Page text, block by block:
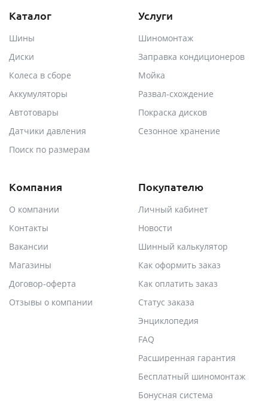
Каталог
Шины
Диски
Колеса в сборе
Аккумуляторы
Автотовары
Датчики давления
Поиск по размерам
Услуги
Шиномонтаж
Заправка кондиционеров
Мойка
Развал-схождение
Покраска дисков
Сезонное хранение
Компания
О компании
Контакты
Вакансии
Магазины
Договор-оферта
Отзывы о компании
Покупателю
Личный кабинет
Новости
Шинный калькулятор
Как оформить заказ
Как оплатить заказ
Статус заказа
Энциклопедия
FAQ
Расширенная гарантия
Бесплатный шиномонтаж
Бонусная система